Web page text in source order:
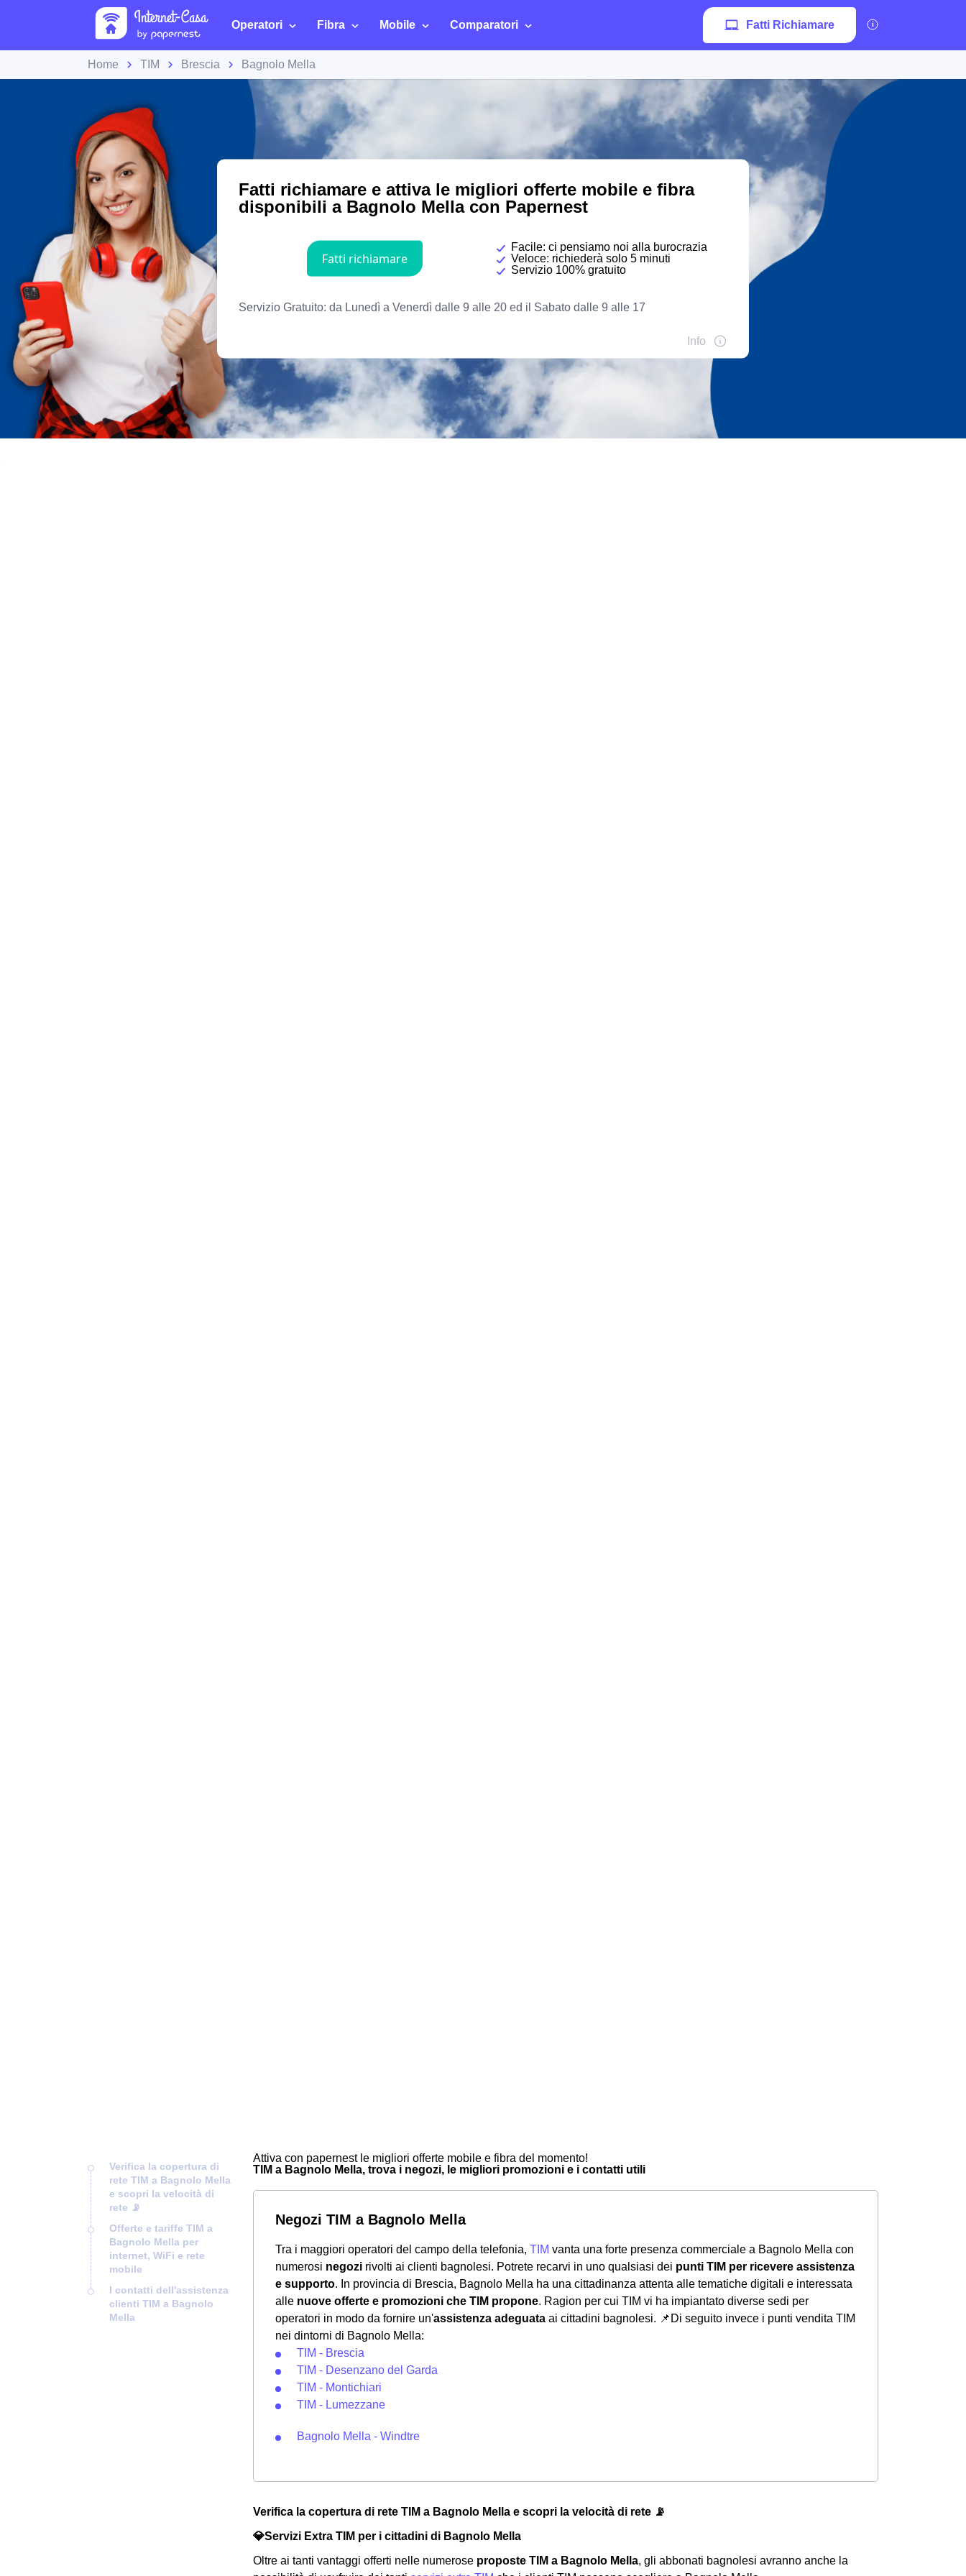
Operatori Fibra Mobile Comparatori Fatti Richiamare
Home TIM Brescia Bagnolo Mella
Verifica la copertura di
rete TIM a Bagnolo Mella
e scopri la velocità di
rete 📡
Offerte e tariffe TIM a
Bagnolo Mella per
internet, WiFi e rete
mobile
I contatti dell'assistenza
clienti TIM a Bagnolo
Mella
Attiva con papernest le migliori offerte mobile e fibra del momento!
TIM a Bagnolo Mella, trova i negozi, le migliori promozioni e i contatti utili
Negozi TIM a Bagnolo Mella
Tra i maggiori operatori del campo della telefonia, TIM vanta una forte presenza commerciale a Bagnolo Mella con
numerosi negozi rivolti ai clienti bagnolesi. Potrete recarvi in uno qualsiasi dei punti TIM per ricevere assistenza
e supporto. In provincia di Brescia, Bagnolo Mella ha una cittadinanza attenta alle tematiche digitali e interessata
alle nuove offerte e promozioni che TIM propone. Ragion per cui TIM vi ha impiantato diverse sedi per
operatori in modo da fornire un'assistenza adeguata ai cittadini bagnolesi. 📌Di seguito invece i punti vendita TIM
nei dintorni di Bagnolo Mella:
TIM - Brescia
TIM - Desenzano del Garda
TIM - Montichiari
TIM - Lumezzane
Bagnolo Mella - Windtre
Verifica la copertura di rete TIM a Bagnolo Mella e scopri la velocità di rete 📡
💎Servizi Extra TIM per i cittadini di Bagnolo Mella
Oltre ai tanti vantaggi offerti nelle numerose proposte TIM a Bagnolo Mella, gli abbonati bagnolesi avranno anche la